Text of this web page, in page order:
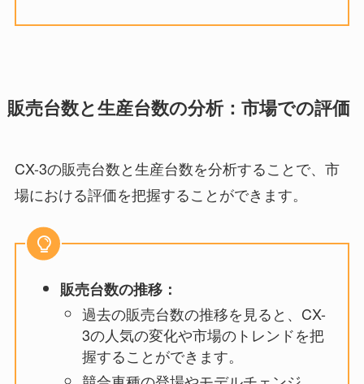
販売台数と生産台数の分析：市場での評価
CX-3の販売台数と生産台数を分析することで、市
場における評価を把握することができます。
販売台数の推移：
過去の販売台数の推移を見ると、CX-
3の人気の変化や市場のトレンドを把
握することができます。